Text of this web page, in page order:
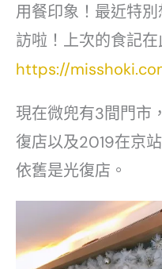
用餐印象！最近特
訪啦！上次的食記在
https://
現在微兜有3間門市
復店以及2019在京
依舊是光復店。